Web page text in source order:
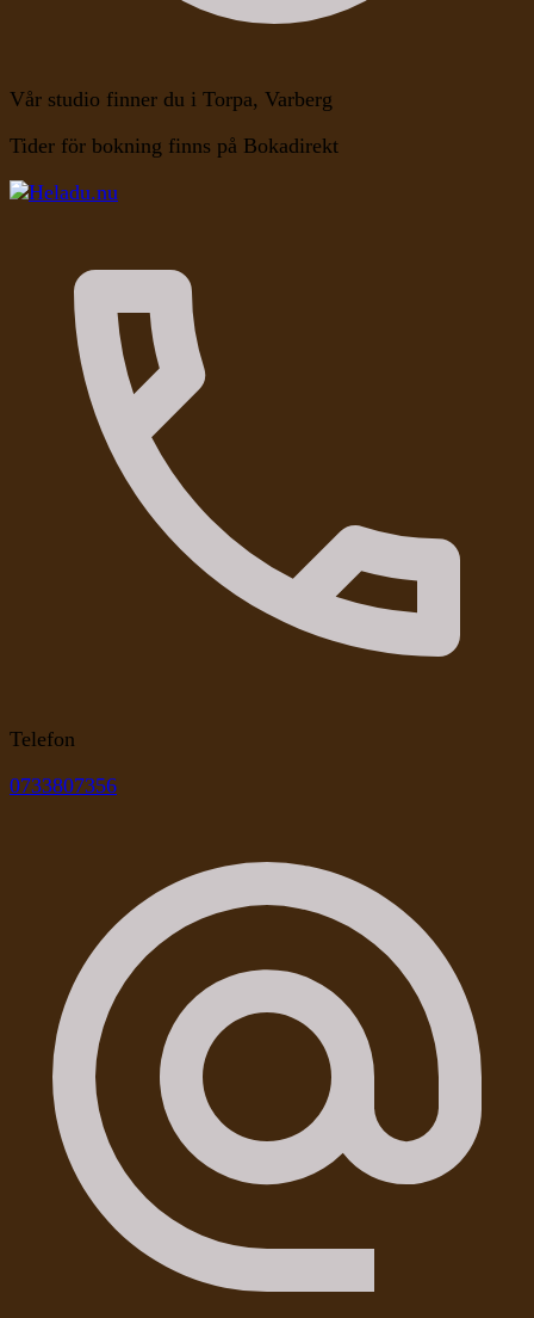
Vår studio finner du i Torpa, Varberg
Tider för bokning finns på Bokadirekt
Heladu.nu
Telefon
0733807356